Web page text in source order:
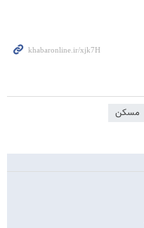
مسکن